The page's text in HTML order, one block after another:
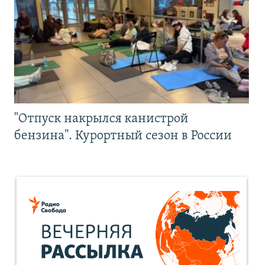
"Отпуск накрылся канистрой
бензина". Курортный сезон в России